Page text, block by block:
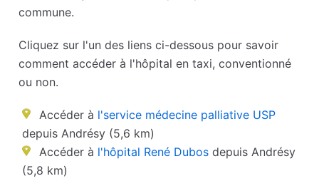
commune.
Cliquez sur l'un des liens ci-dessous pour savoir
comment accéder à l'hôpital en taxi, conventionné
ou non.
Accéder à l'service médecine palliative USP
depuis Andrésy (5,6 km)
Accéder à l'hôpital René Dubos depuis Andrésy
(5,8 km)